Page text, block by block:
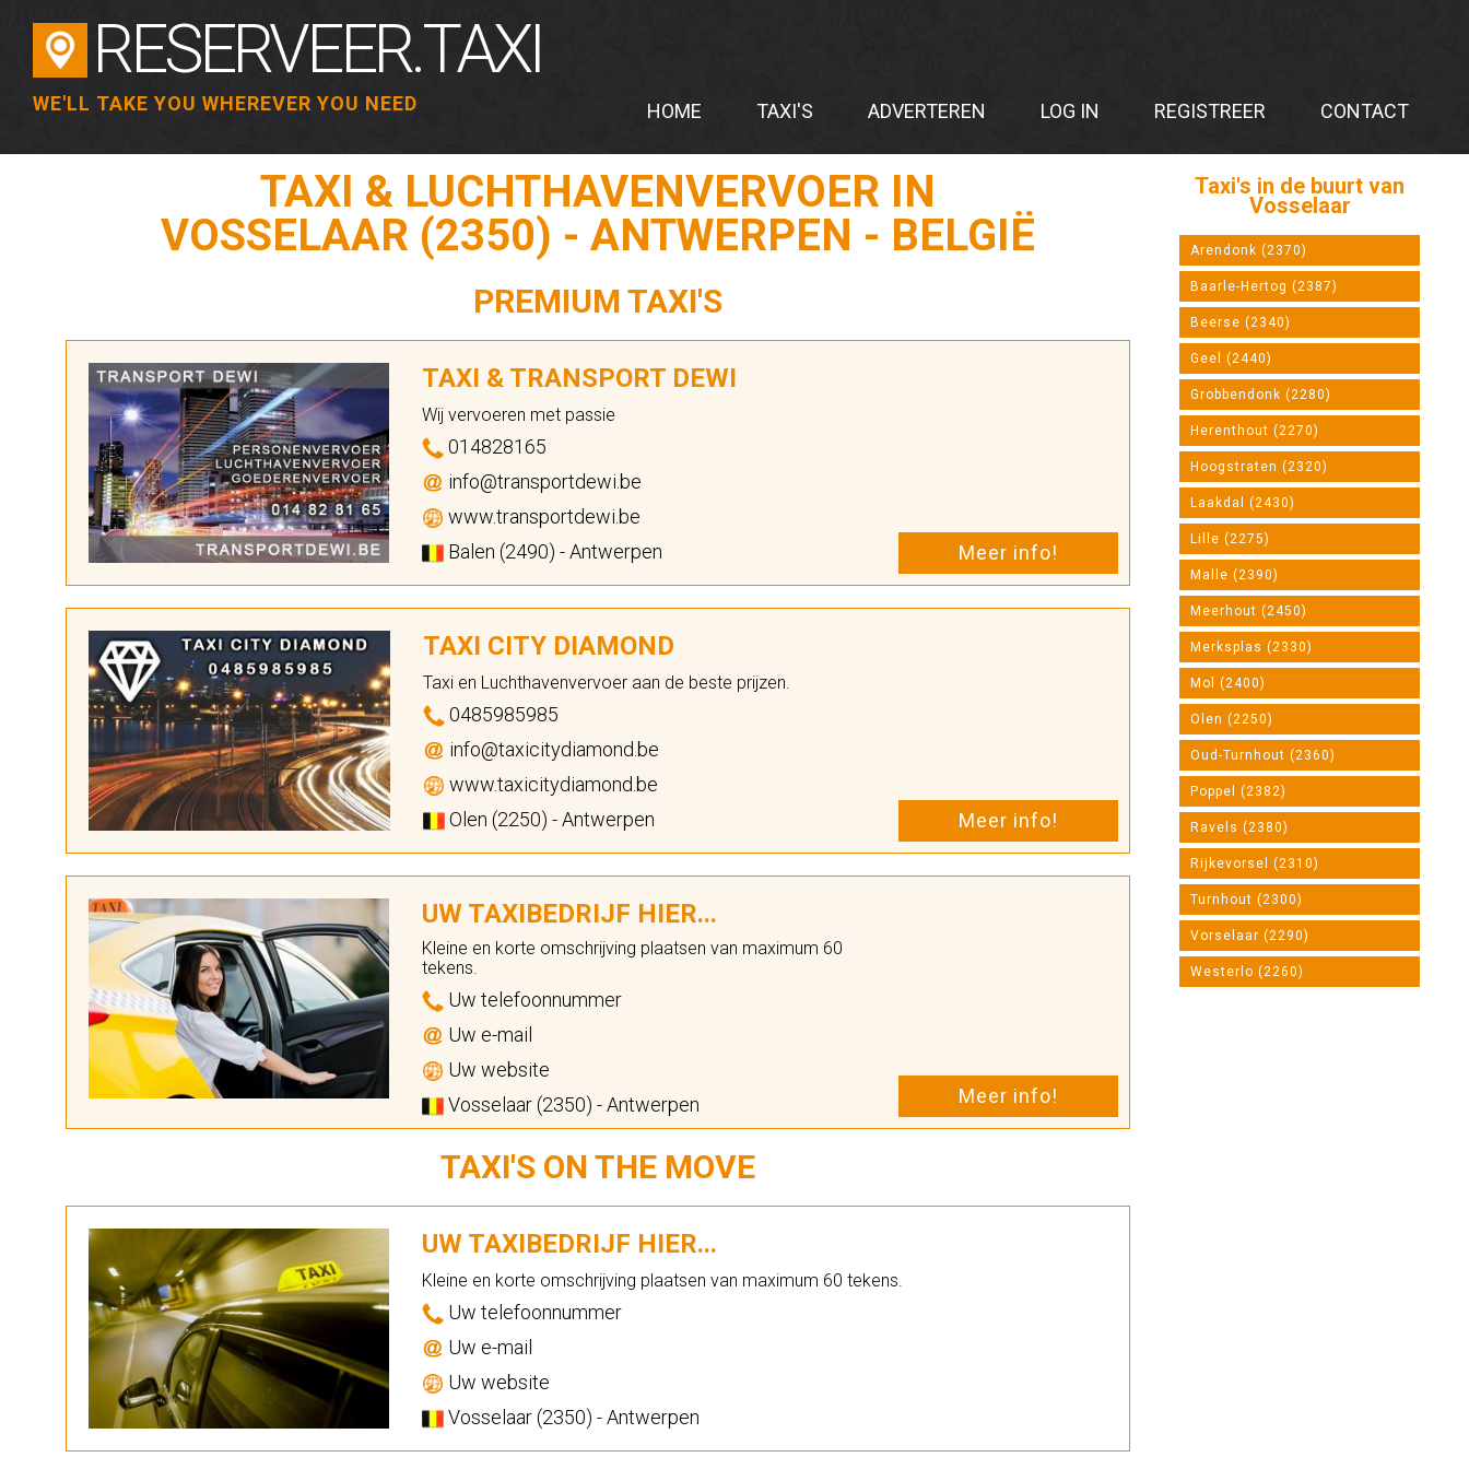
RESERVEER.TAXI
WE'LL TAKE YOU WHEREVER YOU NEED HOME TAXI'S ADVERTEREN LOG IN REGISTREER CONTACT
TAXI & LUCHTHAVENVERVOER IN
VOSSELAAR (2350) - ANTWERPEN - BELGIË
PREMIUM TAXI'S
TAXI & TRANSPORT DEWI
Wij vervoeren met passie
014828165
info@transportdewi.be
www.transportdewi.be
Balen (2490) - Antwerpen
Meer info!
TAXI CITY DIAMOND
Taxi en Luchthavenvervoer aan de beste prijzen.
0485985985
info@taxicitydiamond.be
www.taxicitydiamond.be
Olen (2250) - Antwerpen
Meer info!
UW TAXIBEDRIJF HIER...
Kleine en korte omschrijving plaatsen van maximum 60
tekens.
Uw telefoonnummer
Uw e-mail
Uw website
Vosselaar (2350) - Antwerpen
Meer info!
TAXI'S ON THE MOVE
UW TAXIBEDRIJF HIER...
Kleine en korte omschrijving plaatsen van maximum 60 tekens.
Uw telefoonnummer
Uw e-mail
Uw website
Vosselaar (2350) - Antwerpen
Taxi's in de buurt van
Vosselaar
Arendonk (2370)
Baarle-Hertog (2387)
Beerse (2340)
Geel (2440)
Grobbendonk (2280)
Herenthout (2270)
Hoogstraten (2320)
Laakdal (2430)
Lille (2275)
Malle (2390)
Meerhout (2450)
Merksplas (2330)
Mol (2400)
Olen (2250)
Oud-Turnhout (2360)
Poppel (2382)
Ravels (2380)
Rijkevorsel (2310)
Turnhout (2300)
Vorselaar (2290)
Westerlo (2260)